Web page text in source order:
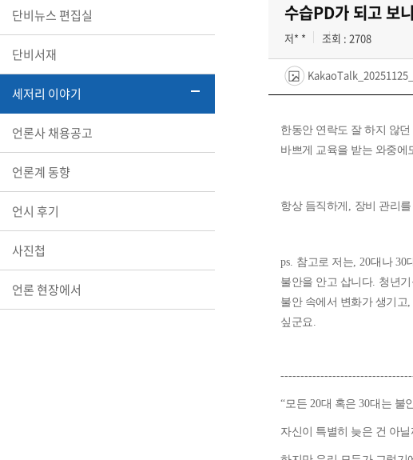
단비뉴스 편집실
단비서재
세저리 이야기
언론사 채용공고
언론계 동향
언시 후기
사진첩
언론 현장에서
수습PD가 되고 보
저* * 조회 : 2708
한동안 연락도 잘 하지 않
바쁘게 교육을 받는 와중에
항상 듬직하게 , 장비 관리
ps. 참고로 저는, 20대나 30
불안을 안고 삽니다. 청년
불안 속에서 변화가 생기고,
싶군요.
“모든 20대 혹은 30대는 불
자신이 특별히 늦은 건 아닐